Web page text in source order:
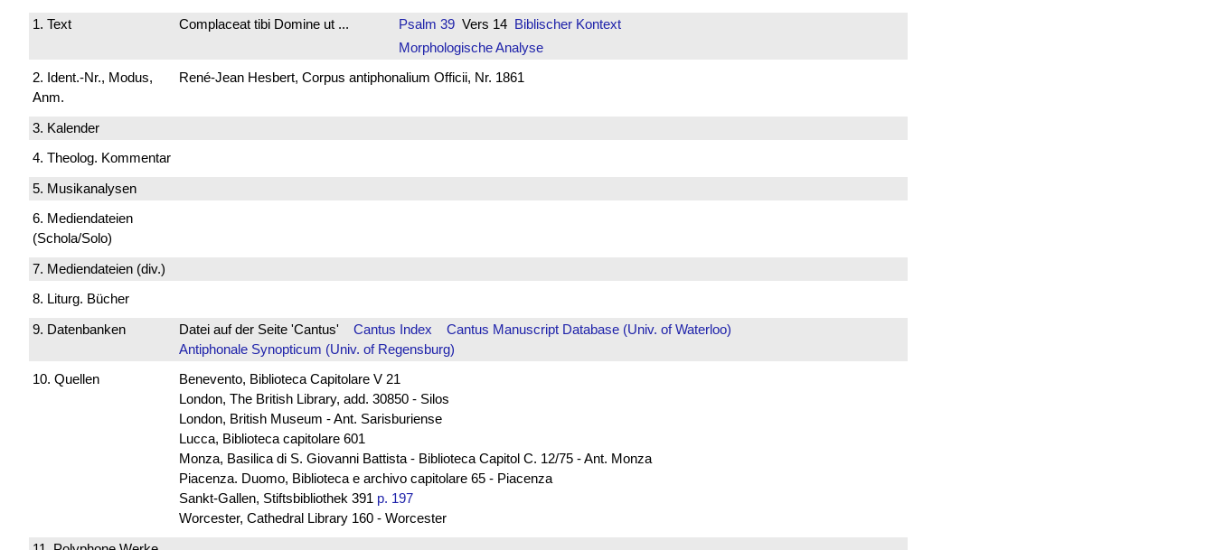
1. Text Complaceat tibi Domine ut ... Psalm 39Vers 14 Biblischer Kontext
Morphologische Analyse
2. Ident.-Nr., Modus,
Anm.
René-Jean Hesbert, Corpus antiphonalium Officii, Nr. 1861
3. Kalender
4. Theolog. Kommentar
5. Musikanalysen
6. Mediendateien
(Schola/Solo)
7. Mediendateien (div.)
8. Liturg. Bücher
9. Datenbanken
Datei auf der Seite 'Cantus' Cantus Index
Cantus Manuscript Database (Univ. of Waterloo)
Antiphonale Synopticum (Univ. of Regensburg)
10. Quellen
Benevento, Biblioteca Capitolare V 21
London, The British Library, add. 30850 - Silos
London, British Museum - Ant. Sarisburiense
Lucca, Biblioteca capitolare 601
Monza, Basilica di S. Giovanni Battista - Biblioteca Capitol C. 12/75 - Ant. Monza
Piacenza. Duomo, Biblioteca e archivo capitolare 65 - Piacenza
Sankt-Gallen, Stiftsbibliothek 391 p. 197
Worcester, Cathedral Library 160 - Worcester